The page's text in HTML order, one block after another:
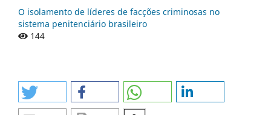
O isolamento de líderes de facções criminosas no
sistema penitenciário brasileiro
144